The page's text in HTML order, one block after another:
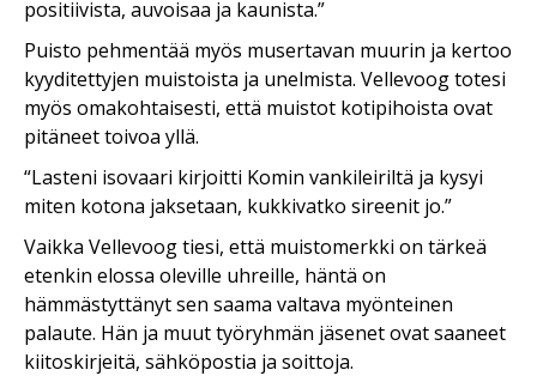
positiivista, auvoisaa ja kaunista.”
Puisto pehmentää myös musertavan muurin ja kertoo
kyyditettyjen muistoista ja unelmista. Vellevoog totesi
myös omakohtaisesti, että muistot kotipihoista ovat
pitäneet toivoa yllä.
“Lasteni isovaari kirjoitti Komin vankileiriltä ja kysyi
miten kotona jaksetaan, kukkivatko sireenit jo.”
Vaikka Vellevoog tiesi, että muistomerkki on tärkeä
etenkin elossa oleville uhreille, häntä on
hämmästyttänyt sen saama valtava myönteinen
palaute. Hän ja muut työryhmän jäsenet ovat saaneet
kiitoskirjeitä, sähköpostia ja soittoja.